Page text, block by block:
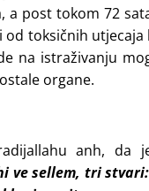
a post tokom 72
od toksičnih
na istraživanju
organe.
anh, da
ve sellem, tri